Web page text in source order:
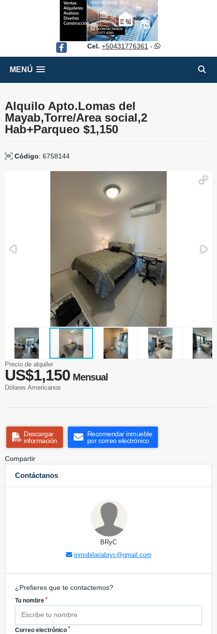
Facebook Cel. +50431776361 -
MENÚ
Alquilo Apto.Lomas del
Mayab,Torre/Area social,2
Hab+Parqueo $1,150
Código: 6758144
Precio de alquiler
US$1,150 Mensual
Dólares Americanos
Descargar
información
Recomendar inmueble
por correo electrónico
Compartir
Contáctanos
BRyC
inmobilariabryc@gmail.com
¿Prefieres que te contactemos?
Tu nombre *
Correo electrónico *